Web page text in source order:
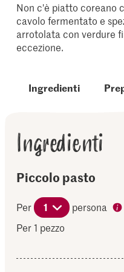
Non c'è piatto coreano
cavolo fermentato e
arrotolata con verdure
eccezione.
Ingredienti
Ingredienti
Piccolo pasto
Per 1
persona
Per 1 pezzo